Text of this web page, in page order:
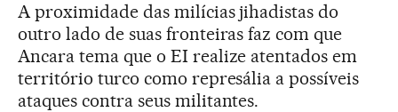
A proximidade das milícias jihadistas do
outro lado de suas fronteiras faz com que
Ancara tema que o EI realize atentados em
território turco como represália a possíveis
ataques contra seus militantes.